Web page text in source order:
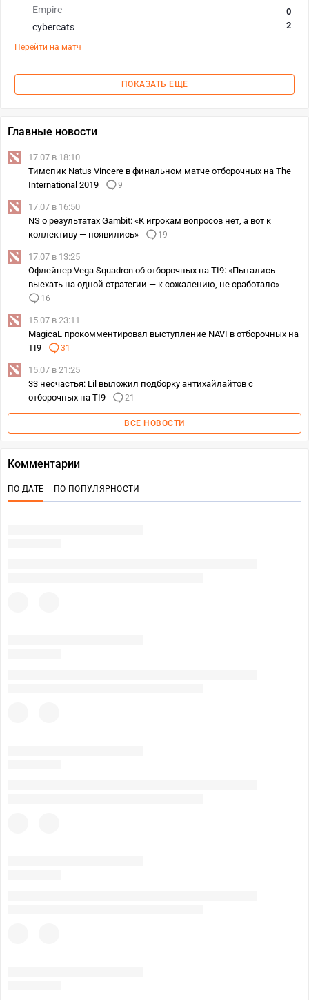
Empire
cybercats
0
2
Перейти на матч
ПОКАЗАТЬ ЕЩЕ
Главные новости
17.07 в 18:10
Тимспик Natus Vincere в финальном матче отборочных на The
International 2019
9
17.07 в 16:50
NS о результатах Gambit: «К игрокам вопросов нет, а вот к
коллективу — появились»
19
17.07 в 13:25
Офлейнер Vega Squadron об отборочных на TI9: «Пытались
выехать на одной стратегии — к сожалению, не сработало»
16
15.07 в 23:11
MagicaL прокомментировал выступление NAVI в отборочных на
TI9
31
15.07 в 21:25
33 несчастья: Lil выложил подборку антихайлайтов с
отборочных на TI9
21
ВСЕ НОВОСТИ
Комментарии
ПО ДАТЕ ПО ПОПУЛЯРНОСТИ